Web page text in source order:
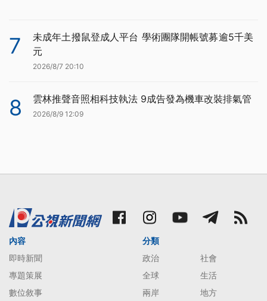
7
未成年土撥鼠登成人平台 學術團隊開帳號募逾5千美
元
2026/8/7 20:10
8 雲林推聲音照相科技執法 9成告發為機車改裝排氣管
2026/8/9 12:09
內容
即時新聞
專題策展
數位敘事
分類
政治
社會
全球
生活
兩岸
地方